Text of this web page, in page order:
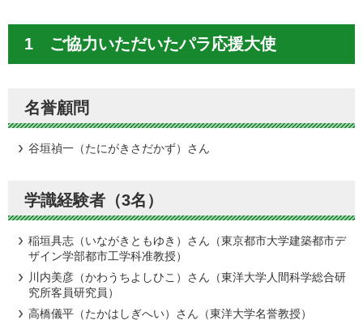
1 ご協力いただいたパラ応援大使
名誉顧問
谷垣禎一（たにがきさだかず）さん
学識経験者（3名）
稲垣具志（いながきともゆき）さん（東京都市大学建築都市デ
ザイン学部都市工学科准教授）
川内美彦（かわうちよしひこ）さん（東洋大学人間科学総合研
究所客員研究員）
高橋儀平（たかはしぎへい）さん（東洋大学名誉教授）